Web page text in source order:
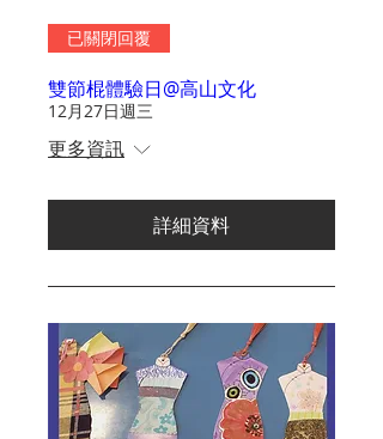
已關閉回覆
雙節棍體驗日@高山文化
12月27日週三
更多資訊
詳細資料